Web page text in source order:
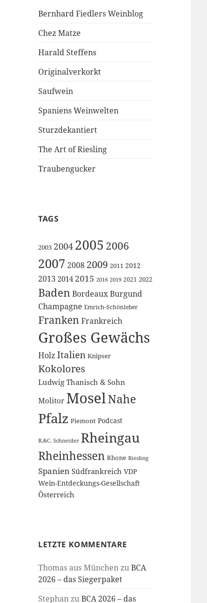
Bernhard Fiedlers Weinblog
Chez Matze
Harald Steffens
Originalverkorkt
Saufwein
Spaniens Weinwelten
Sturzdekantiert
The Art of Riesling
Traubengucker
TAGS
2003 2004 2005 2006
2007 2008 2009 2011 2012
2013 2014 2015 2016 2019 2021 2022
Baden BordeauxBurgund
Champagne Emrich-Schönleber
Franken Frankreich
Großes Gewächs
HolzItalien Knipser
Kokolores
Ludwig Thanisch & Sohn
Molitor MoselNahe
Pfalz Piemont Podcast
R.&C. Schneider Rheingau
Rheinhessen Rhone Riesling
Spanien Südfrankreich VDP
Wein-Entdeckungs-Gesellschaft
Österreich
LETZTE KOMMENTARE
Thomas aus MünchenzuBCA
2026 – das Siegerpaket
StephanzuBCA 2026 – das